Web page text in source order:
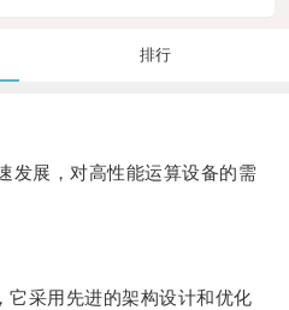
排行
展，对高性能运算设备的需
采用先进的架构设计和优化